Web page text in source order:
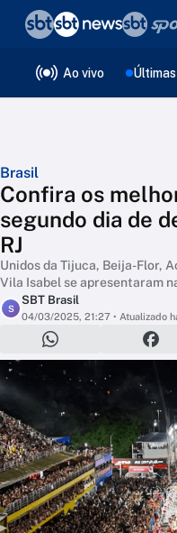
Ao vivo Últimas
Brasil
Confira os
segundo dia de
RJ
Unidos da Tijuca, Beija-Flor,
Vila Isabel se apresentaram
S
SBT Brasil
04/03/2025, 21:27 • Atualizado
❮voltar
Editorias